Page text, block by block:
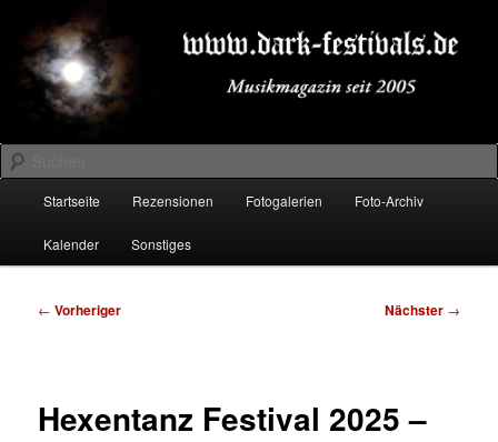
primären
Inhalt
springenDARK-FESTIVALS.DE
Suchen
Startseite Rezensionen Fotogalerien Foto-Archiv
Kalender Sonstiges
Beitragsnavigation
← Vorheriger Nächster →
Hexentanz Festival 2025 –